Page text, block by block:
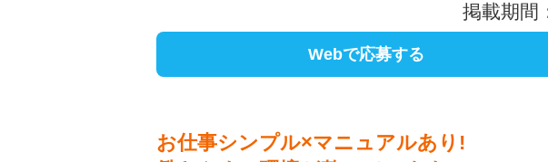
掲載期間
Webで応募する
お仕事シンプル×マニュアルあり!